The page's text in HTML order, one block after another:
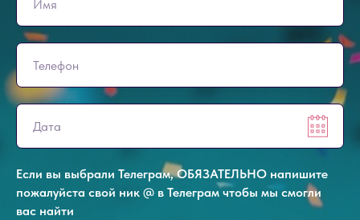
Если вы выбрали Телеграм, ОБЯЗАТЕЛЬНО напишите
пожалуйста свой ник @ в Телеграм чтобы мы смогли
вас найти